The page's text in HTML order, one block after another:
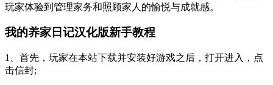
玩家体验到管理家务和照顾家人的愉悦与成就感。
我的养家日记汉化版新手教程
1、首先，玩家在本站下载并安装好游戏之后，打开进入，点
击信封;